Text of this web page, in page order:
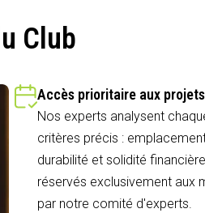
Club
Accès prioritaire aux projets
Nos experts analysent
critères précis :
durabilité et solidité
réservés exclusivement aux
par notre comité d'experts.